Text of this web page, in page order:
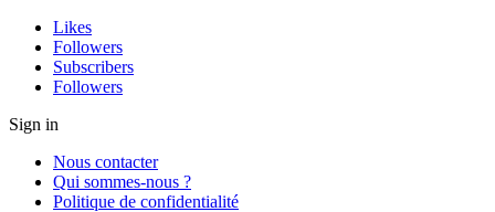
Likes
Followers
Subscribers
Followers
Sign in
Nous contacter
Qui sommes-nous ?
Politique de confidentialité